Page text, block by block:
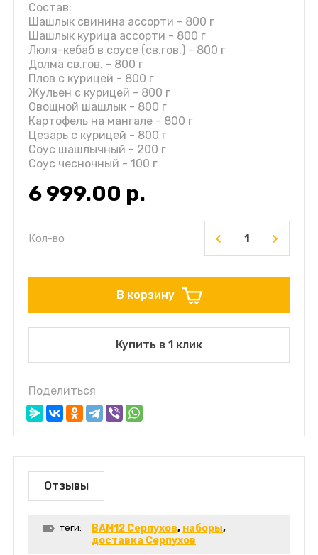
Состав:
Шашлык свинина ассорти - 800 г
Шашлык курица ассорти - 800 г
Люля-кебаб в соусе (св.гов.) - 800 г
Долма св.гов. - 800 г
Плов с курицей - 800 г
Жульен с курицей - 800 г
Овощной шашлык - 800 г
Картофель на мангале - 800 г
Цезарь с курицей - 800 г
Соус шашлычный - 200 г
Соус чесночный - 100 г
6 999.00 р.
Кол-во
В корзину
Купить в 1 клик
Поделиться
Отзывы
теги: ВАМ12 Серпухов, наборы,
доставка Серпухов